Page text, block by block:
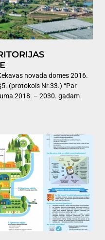
novada domes 2016.
(protokols Nr.33.) “Par
2018. – 2030. gadam